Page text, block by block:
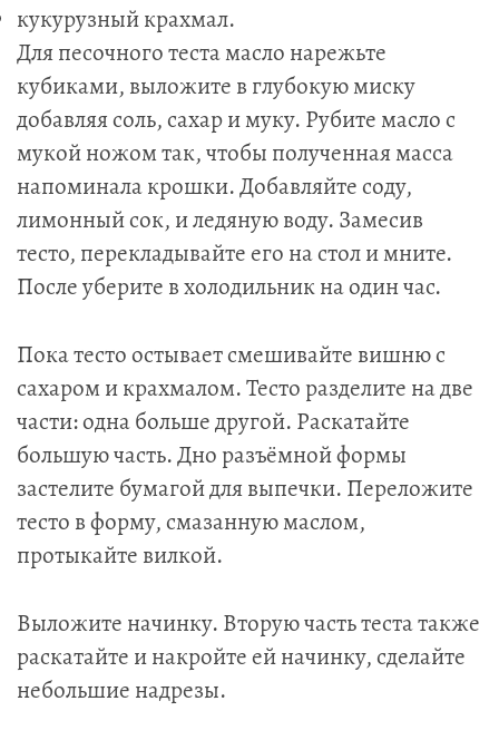
кукурузный крахмал.
Для песочного теста масло нарежьте
кубиками, выложите в глубокую миску
добавляя соль, сахар и муку. Рубите масло с
мукой ножом так, чтобы полученная масса
напоминала крошки. Добавляйте соду,
лимонный сок, и ледяную воду. Замесив
тесто, перекладывайте его на стол и мните.
После уберите в холодильник на один час.
Пока тесто остывает смешивайте вишню с
сахаром и крахмалом. Тесто разделите на две
части: одна больше другой. Раскатайте
большую часть. Дно разъёмной формы
застелите бумагой для выпечки. Переложите
тесто в форму, смазанную маслом,
протыкайте вилкой.
Выложите начинку. Вторую часть теста также
раскатайте и накройте ей начинку, сделайте
небольшие надрезы.